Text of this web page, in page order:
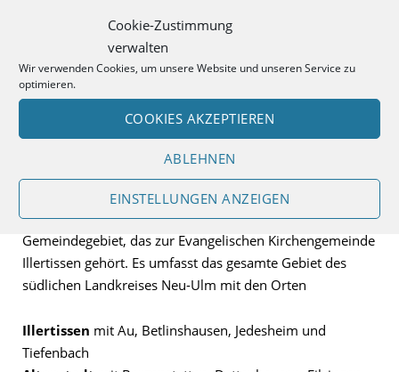
Cookie-Zustimmung
verwalten
Wir verwenden Cookies, um unsere Website und unseren Service zu
optimieren.
COOKIES AKZEPTIEREN
ABLEHNEN
EINSTELLUNGEN ANZEIGEN
Gemeindegebiet
Auf der nebenstehenden Karte sehen sie das
Gemeindegebiet, das zur Evangelischen Kirchengemeinde
Illertissen gehört. Es umfasst das gesamte Gebiet des
südlichen Landkreises Neu-Ulm mit den Orten
Illertissen mit Au, Betlinshausen, Jedesheim und
Tiefenbach